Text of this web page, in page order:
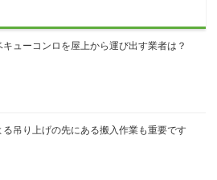
キューコンロを屋上から運び出す業者は？
る吊り上げの先にある搬入作業も重要です